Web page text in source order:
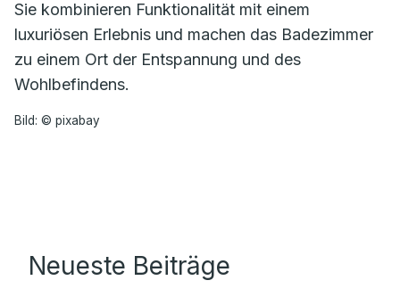
Sie kombinieren Funktionalität mit einem
luxuriösen Erlebnis und machen das Badezimmer
zu einem Ort der Entspannung und des
Wohlbefindens.
Bild: © pixabay
Neueste Beiträge